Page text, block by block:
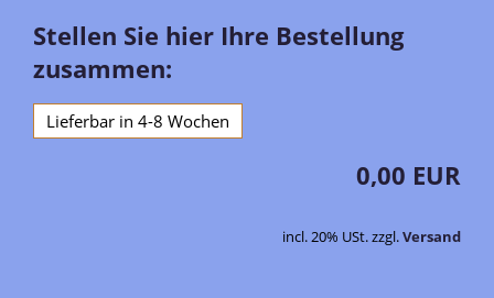
Stellen Sie hier Ihre Bestellung
zusammen:
Lieferbar in 4-8 Wochen
0,00 EUR
incl. 20% USt. zzgl.Versand